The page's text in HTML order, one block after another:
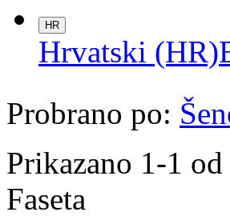
HR
Hrvatski (HR)
Probrano po:
Prikazano 1-1 od
Faseta